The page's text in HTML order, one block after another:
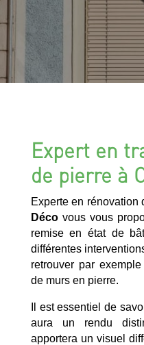
Expert en
de pierre à
Experte en
Décovous vous
remise en état de
différentes
retrouver par
de murs en pierre.
Il est essentiel de
aura un rendu
apportera un visuel